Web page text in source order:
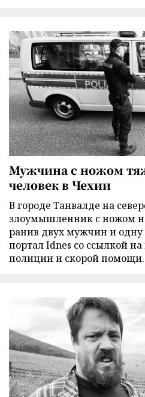
Мужчина с ножом
человек в Чехии
В городе Танвалде на
злоумышленник с ножом
ранив двух мужчин и
портал Idnes со ссылкой
полиции и скорой помощи.